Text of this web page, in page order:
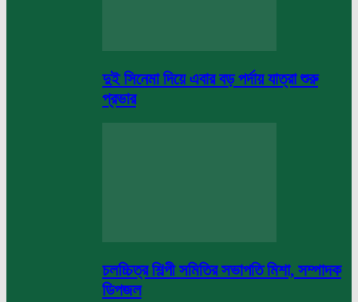
দুই সিনেমা দিয়ে এবার বড় পর্দায় যাত্রা শুরু
প্রভার
চলচ্চিত্র শিল্পী সমিতির সভাপতি মিশা, সম্পাদক
ডিপজল